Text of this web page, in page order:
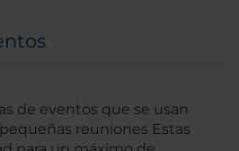
de eventos que se usan
reuniones Estas